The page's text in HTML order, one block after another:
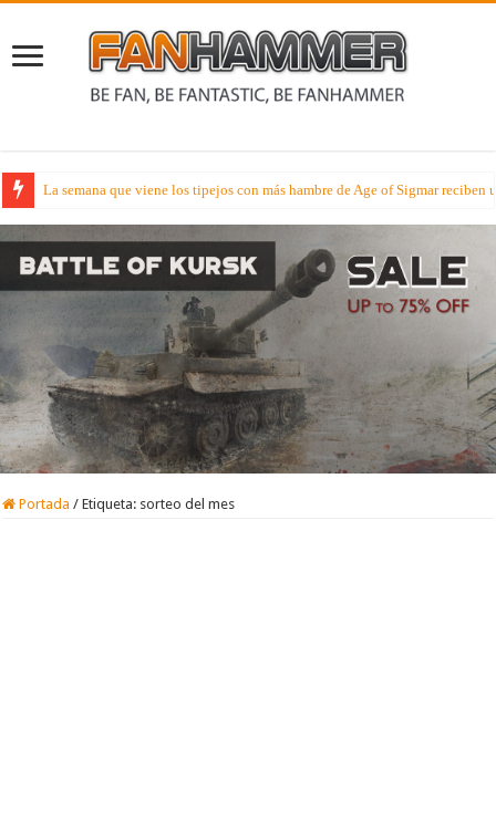
La semana que viene los tipejos con más hambre de Age of Sigmar reciben
Portada / Etiqueta: sorteo del mes